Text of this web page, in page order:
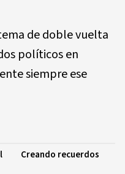
de doble vuelta
políticos en
siempre ese
Creando recuerdos